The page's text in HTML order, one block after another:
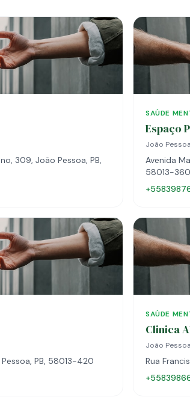
309, João Pessoa, PB,
SAÚDE
Espaço
João Pessoa
Avenida
58013-360
PB, 58013-420
SAÚDE
Clinica
João Pessoa
Rua